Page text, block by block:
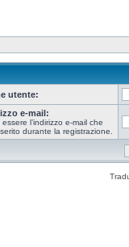
utente:
e-mail:
essere l’indirizzo e-mail che
durante la registrazione.